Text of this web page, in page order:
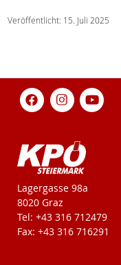
Veröffentlicht: 15. Juli 2025
KPÖ-Steiermark
Lagergasse 98a
8020 Graz
Tel: +43 316 712479
Fax: +43 316 716291